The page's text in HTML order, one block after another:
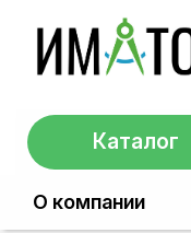
Каталог
О компании